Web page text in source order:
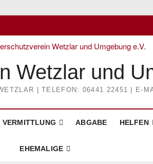
Wetzlar und
| TELEFON: 06441 22451 | E-
VERMITTLUNG ABGABE HELFEN
EHEMALIGE